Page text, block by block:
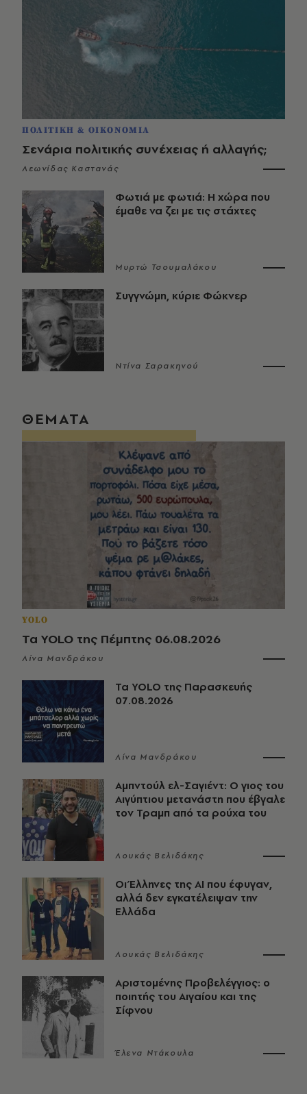
ΠΟΛΙΤΙΚΗ & ΟΙΚΟΝΟΜΙΑ
Σενάρια πολιτικής συνέχειας ή αλλαγής;
Λεωνίδας Καστανάς
Φωτιά με φωτιά: Η χώρα που
έμαθε να ζει με τις στάχτες
Μυρτώ Τσουμαλάκου
Συγγνώμη, κύριε Φώκνερ
Ντίνα Σαρακηνού
ΘΕΜΑΤΑ
YOLO
Τα YOLO της Πέμπτης 06.08.2026
Λίνα Μανδράκου
Τα YOLO της Παρασκευής
07.08.2026
Λίνα Μανδράκου
Αμπντούλ ελ-Σαγιέντ: Ο γιος του
Αιγύπτιου μετανάστη που έβγαλε
τον Τραμπ από τα ρούχα του
Λουκάς Βελιδάκης
Οι Έλληνες της ΑΙ που έφυγαν,
αλλά δεν εγκατέλειψαν την
Ελλάδα
Λουκάς Βελιδάκης
Αριστομένης Προβελέγγιος: ο
ποιητής του Αιγαίου και της
Σίφνου
Έλενα Ντάκουλα